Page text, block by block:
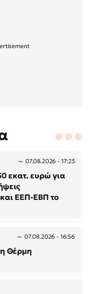
07.08.2026 - 17:23
εκατ. ευρώ για
ΕΕΠ-ΕΒΠ το
07.08.2026 - 16:56
Θέρμη